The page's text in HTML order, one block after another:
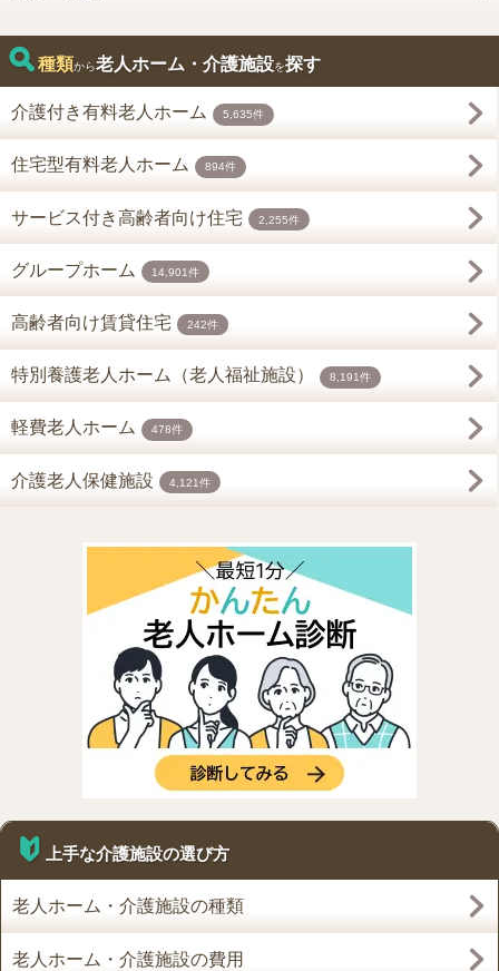
種類から老人ホーム・介護施設を探す
介護付き有料老人ホーム 5,635件
住宅型有料老人ホーム 894件
サービス付き高齢者向け住宅 2,255件
グループホーム 14,901件
高齢者向け賃貸住宅 242件
特別養護老人ホーム（老人福祉施設） 8,191件
軽費老人ホーム 478件
介護老人保健施設 4,121件
上手な介護施設の選び方
老人ホーム・介護施設の種類
老人ホーム・介護施設の費用